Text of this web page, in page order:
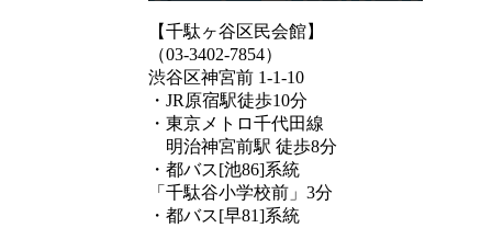
【千駄ヶ谷区民会館】
（03-3402-7854）
渋谷区神宮前 1-1-10
・JR原宿駅徒歩10分
・東京メトロ千代田線
明治神宮前駅 徒歩8分
・都バス[池86]系統
「千駄谷小学校前」3分
・都バス[早81]系統